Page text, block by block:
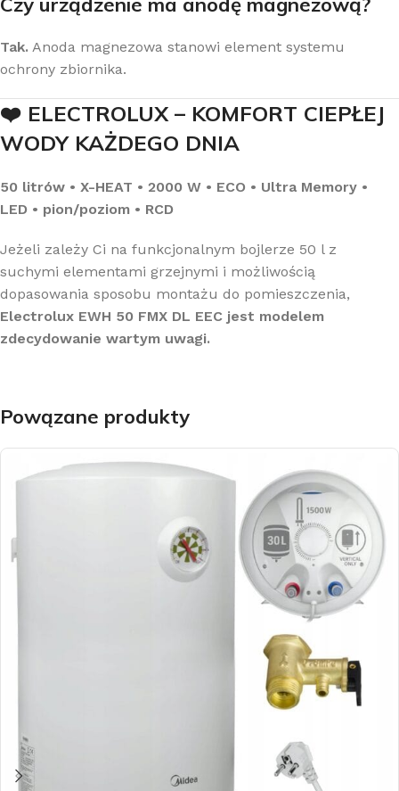
Tak. Anoda magnezowa stanowi element systemu
ochrony zbiornika.
❤️ ELECTROLUX – KOMFORT CIEPŁEJ
WODY KAŻDEGO DNIA
50 litrów • X-HEAT • 2000 W • ECO • Ultra Memory •
LED • pion/poziom • RCD
Jeżeli zależy Ci na funkcjonalnym bojlerze 50 l z
suchymi elementami grzejnymi i możliwością
dopasowania sposobu montażu do pomieszczenia,
Electrolux EWH 50 FMX DL EEC jest modelem
zdecydowanie wartym uwagi.
Powązane produkty